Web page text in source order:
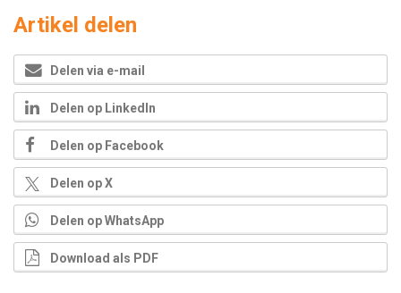
Artikel delen
Delen via e-mail
Delen op LinkedIn
Delen op Facebook
Delen op X
Delen op WhatsApp
Download als PDF